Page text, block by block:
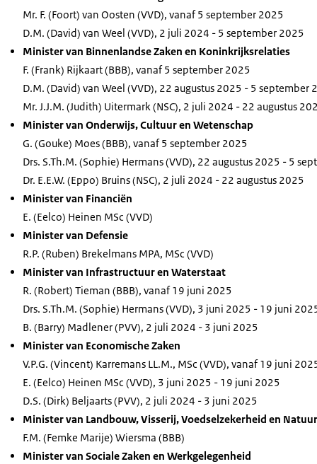
Mr. F. (Foort) van Oosten (VVD), vanaf 5 september 2025
D.M. (David) van Weel (VVD), 2 juli 2024 - 5 september 2025
Minister van Binnenlandse Zaken en Koninkrijksrelaties
F. (Frank) Rijkaart (BBB), vanaf 5 september 2025
D.M. (David) van Weel (VVD), 22 augustus 2025 - 5 september
Mr. J.J.M. (Judith) Uitermark (NSC), 2 juli 2024 - 22 augustus
Minister van Onderwijs, Cultuur en Wetenschap
G. (Gouke) Moes (BBB), vanaf 5 september 2025
Drs. S.Th.M. (Sophie) Hermans (VVD), 22 augustus 2025 - 5
Dr. E.E.W. (Eppo) Bruins (NSC), 2 juli 2024 - 22 augustus 2025
Minister van Financiën
E. (Eelco) Heinen MSc (VVD)
Minister van Defensie
R.P. (Ruben) Brekelmans MPA, MSc (VVD)
Minister van Infrastructuur en Waterstaat
R. (Robert) Tieman (BBB), vanaf 19 juni 2025
Drs. S.Th.M. (Sophie) Hermans (VVD), 3 juni 2025 - 19 juni
B. (Barry) Madlener (PVV), 2 juli 2024 - 3 juni 2025
Minister van Economische Zaken
V.P.G. (Vincent) Karremans LL.M., MSc (VVD), vanaf 19 juni
E. (Eelco) Heinen MSc (VVD), 3 juni 2025 - 19 juni 2025
D.S. (Dirk) Beljaarts (PVV), 2 juli 2024 - 3 juni 2025
Minister van Landbouw, Visserij, Voedselzekerheid en Natuur
F.M. (Femke Marije) Wiersma (BBB)
Minister van Sociale Zaken en Werkgelegenheid